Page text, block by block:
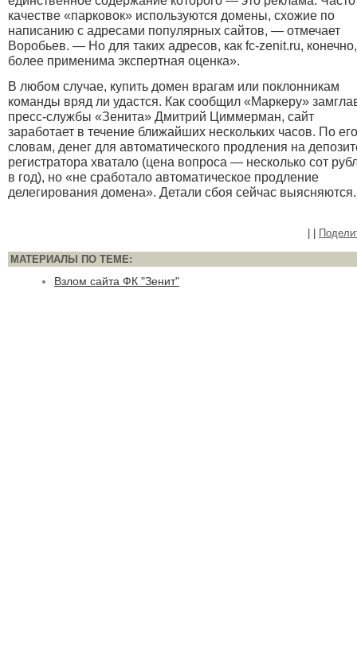
качестве «парковок» используются домены, схожие по
написанию с адресами популярных сайтов, — отмечает
Воробьев. — Но для таких адресов, как fc-zenit.ru, конечно,
более применима экспертная оценка».
В любом случае, купить домен врагам или поклонникам
команды вряд ли удастся. Как сообщил «Маркеру»
пресс-службы «Зенита» Дмитрий Циммерман, сайт
заработает в течение ближайших нескольких часов. По его
словам, денег для автоматического продления на
регистратора хватало (цена вопроса — несколько сот
в год), но «не сработало автоматическое продление
делегирования домена». Детали сбоя сейчас выясняются.
МАТЕРИАЛЫ ПО ТЕМЕ:
Взлом сайта ФК "Зенит"